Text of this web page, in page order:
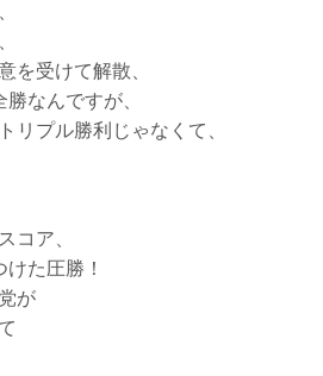
を受けて解散、
なんですが、
リプル勝利じゃなくて、
コア、
た圧勝！
が